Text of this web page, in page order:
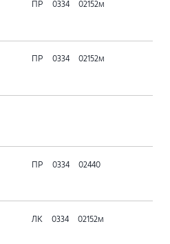
ПР 0334 02152м
ПР 0334 02152м
ПР 0334 02440
ЛК 0334 02152м